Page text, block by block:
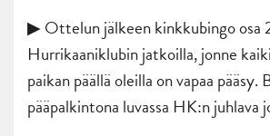
▶ Ottelun jälkeen kinkkubingo osa
Hurrikaaniklubin jatkoilla, jonne
paikan päällä oleilla on vapaa
pääpalkintona luvassa HK:n juhlava